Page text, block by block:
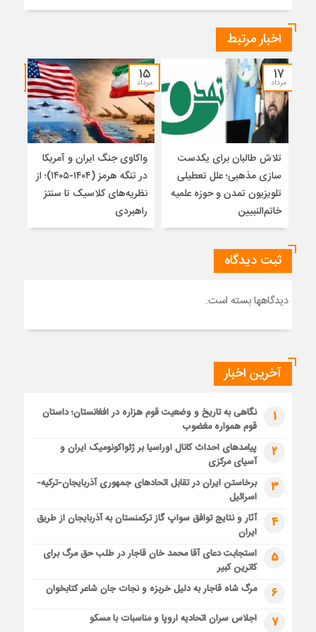
اخبار مرتبط
۱۷
مرداد
تلاش طالبان برای یکدست
سازی مذهبی؛ علل تعطیلی
تلویزیون تمدن و حوزه علمیه
خاتم‌النبیین
۱۵
مرداد
واکاوی جنگ ایران و آمریکا
در تنگه هرمز (۱۴۰۴-۱۴۰۵)؛ از
نظریه‌های کلاسیک تا سنتز
راهبردی
ثبت دیدگاه
دیدگاهها بسته است.
آخرین اخبار
1
نگاهی به تاریخ و وضعیت قوم هزاره در افغانستان؛ داستان
قوم همواره مغضوب
2
پیامدهای احداث کانال اوراسیا بر ژئواکونومیک ایران و
آسیای مرکزی
3
برخاستن ایران در تقابل اتحادهای جمهوری آذربایجان-ترکیه-
اسرائیل
4
آثار و نتایج توافق سواپ گاز ترکمنستان به آذربایجان از طریق
ایران
5
استجابت دعای آقا محمد خان قاجار در طلب حق مرگ برای
کاترین کبیر
6 مرگ شاه قاجار به دلیل خربزه و نجات جان شاعر کتابخوان
7 اجلاس سران اتحادیه اروپا و مناسبات با مسکو